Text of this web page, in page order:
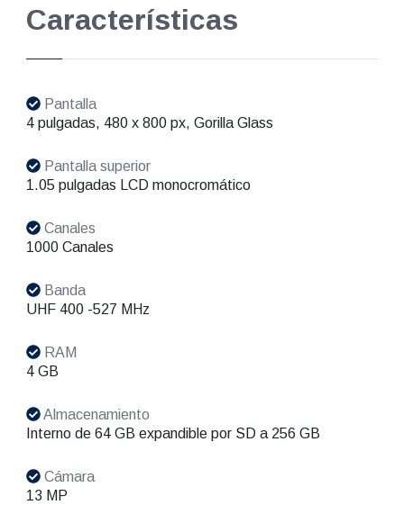
Características
Pantalla
4 pulgadas, 480 x 800 px, Gorilla Glass
Pantalla superior
1.05 pulgadas LCD monocromático
Canales
1000 Canales
Banda
UHF 400 -527 MHz
RAM
4 GB
Almacenamiento
Interno de 64 GB expandible por SD a 256 GB
Cámara
13 MP